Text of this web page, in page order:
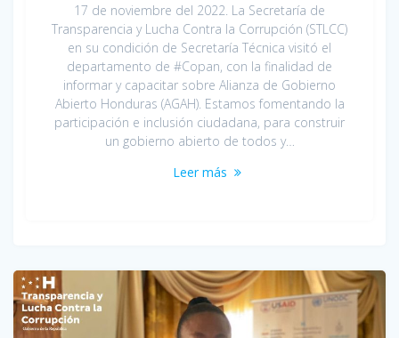
17 de noviembre del 2022. La Secretaría de
Transparencia y Lucha Contra la Corrupción (STLCC)
en su condición de Secretaría Técnica visitó el
departamento de #Copan, con la finalidad de
informar y capacitar sobre Alianza de Gobierno
Abierto Honduras (AGAH). Estamos fomentando la
participación e inclusión ciudadana, para construir
un gobierno abierto de todos y…
Leer más